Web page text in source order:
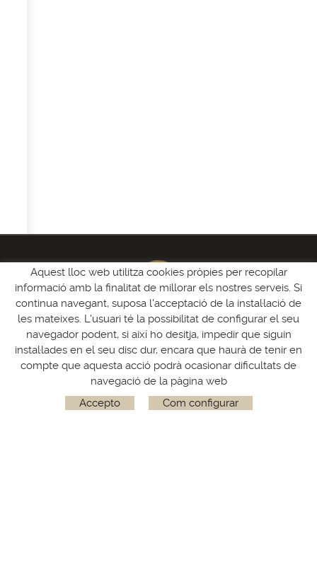
Reserves
Segueix-nos a
CAMPING - MASIA SADERNES
Aquest lloc web utilitza cookies pròpies per recopilar
informació amb la finalitat de millorar els nostres serveis. Si
continua navegant, suposa l'acceptació de la instal·lació de
les mateixes. L'usuari té la possibilitat de configurar el seu
navegador podent, si així ho desitja, impedir que siguin
instal·lades en el seu disc dur, encara que haurà de tenir en
compte que aquesta acció podrà ocasionar dificultats de
navegació de la pàgina web
Accepto
Com configurar